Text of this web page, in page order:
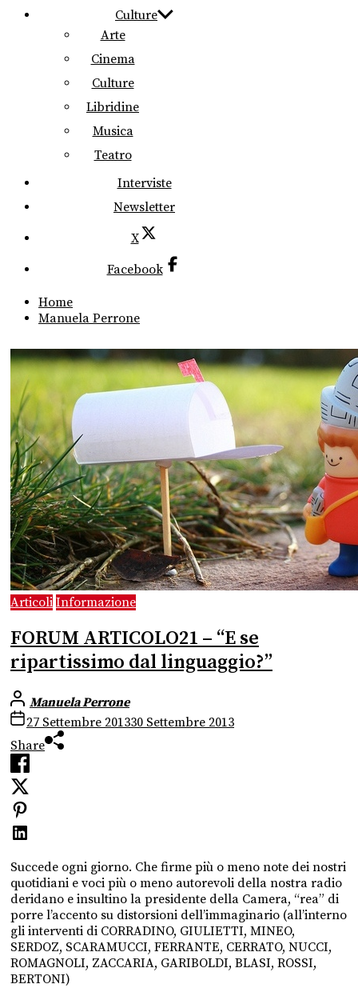
Culture
Arte
Cinema
Culture
Libridine
Musica
Teatro
Interviste
Newsletter
X
Facebook
Home
Manuela Perrone
Articoli Informazione
FORUM ARTICOLO21 – “E se
ripartissimo dal linguaggio?”
Manuela Perrone
27 Settembre 201330 Settembre 2013
Share
Succede ogni giorno. Che firme più o meno note dei nostri
quotidiani e voci più o meno autorevoli della nostra radio
deridano e insultino la presidente della Camera, “rea” di
porre l’accento su distorsioni dell’immaginario (all’interno
gli interventi di CORRADINO, GIULIETTI, MINEO,
SERDOZ, SCARAMUCCI, FERRANTE, CERRATO, NUCCI,
ROMAGNOLI, ZACCARIA, GARIBOLDI, BLASI, ROSSI,
BERTONI)